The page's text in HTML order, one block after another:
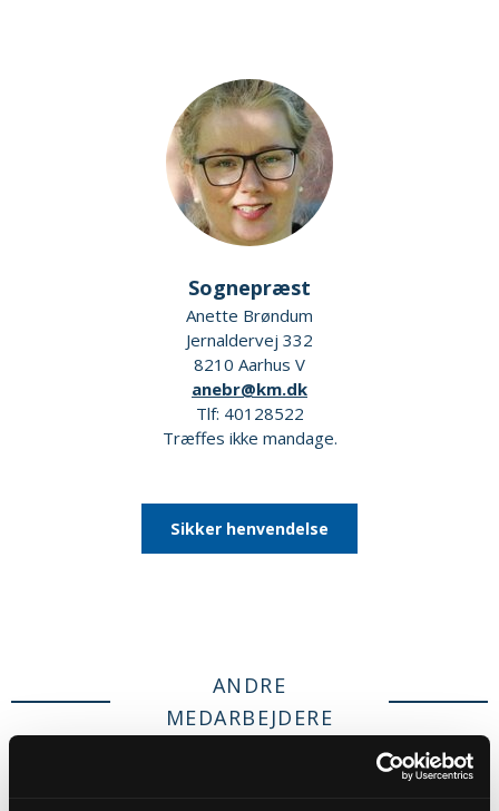
Sognepræst
Anette Brøndum
Jernaldervej 332
8210 Aarhus V
anebr@km.dk
Tlf: 40128522
Træffes ikke mandage.
Sikker henvendelse
ANDRE
MEDARBEJDERE